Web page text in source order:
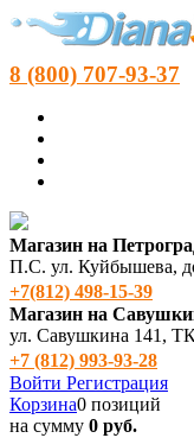
8 (800) 707-93-37
Магазин на
П.С. ул. Куйбышева,
+7(812) 498‑15-39
Магазин на
ул. Савушкина 141,
+7 (812) 993-93-28
Войти Регистрация
Корзина0 позиций
на сумму 0 руб.